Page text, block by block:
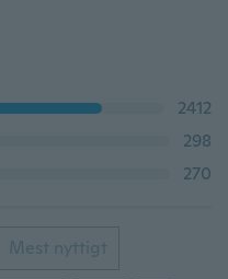
2412
298
270
Mest nyttigt